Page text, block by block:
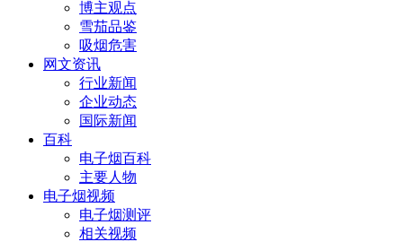
博主观点
雪茄品鉴
吸烟危害
网文资讯
行业新闻
企业动态
国际新闻
百科
电子烟百科
主要人物
电子烟视频
电子烟测评
相关视频